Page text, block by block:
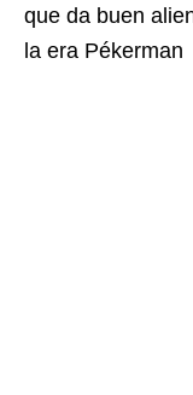
que da buen
la era Pékerman